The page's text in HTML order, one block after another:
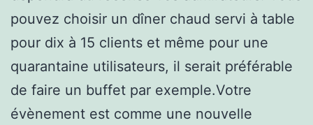
pouvez choisir un dîner chaud servi à table
pour dix à 15 clients et même pour une
quarantaine utilisateurs, il serait préférable
de faire un buffet par exemple.Votre
évènement est comme une nouvelle